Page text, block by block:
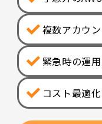
複数アカウ
緊急時の運
コスト最適